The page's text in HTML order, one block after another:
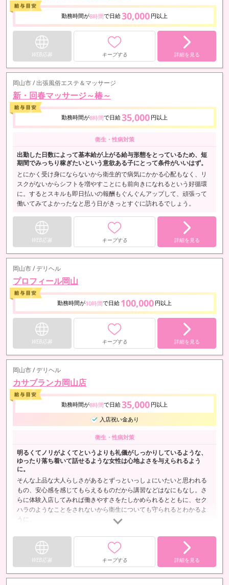
勤務時間が8時間で日給30,000 円以上
WEB応募 キープする 詳細を見る
岡山市 / 出張風俗エステ＆マッサージ
新・回春マッサージ～椿～
勤務時間が8時間で日給35,000 円以上
衛生・性病対策
出勤した日数によって基本給が上がる給与形態をとっているため、短
期間でみっちり稼ぎたいという意欲ある子にとって条件がいいはず。
とにかく受け身にならないから衛生的で病気にかかる心配もなく、リ
スクがないからシフトを増やすことにも前向きになれるという好循環
に。するとスキルも即日払いの報酬もぐんぐんアップして、頑張って
働いてみてよかったなと思う日がきっとすぐに訪れるでしょう。
WEB応募 キープする 詳細を見る
岡山市 / デリヘル
プロフィール岡山
勤務時間が10時間で日給 100,000 円以上
WEB応募 キープする 詳細を見る
岡山市 / デリヘル
カサブランカ岡山店
勤務時間が8時間で日給35,000 円以上
入店祝い金あり
衛生・性病対策
明るくてノリがよくてというよりも礼儀がしっかりしているような、
ゆったり落ち着いて話せるような女性は心地よさを与えられるよう
に。
そんな上品な大人らしさがあるとずっといっしょにいたいと思われる
もの、安心感を感じてもらえるものだから講習などはなにもなし。さ
らに体験入店してみれば働きやすさをたしかめられるとともに、セク
ハラのようなことをされないから衛生についても守られるとわかるよ
うに。
WEB応募 キープする 詳細を見る